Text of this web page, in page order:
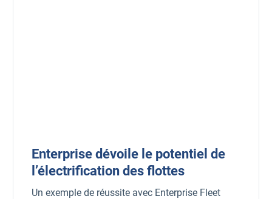
Enterprise dévoile le potentiel de
l’électrification des flottes
Un exemple de réussite avec Enterprise Fleet